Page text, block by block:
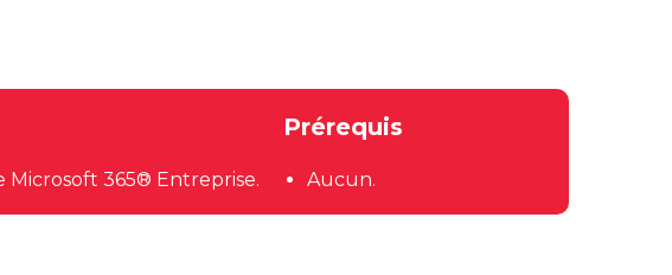
365® Entreprise.
Prérequis
Aucun.